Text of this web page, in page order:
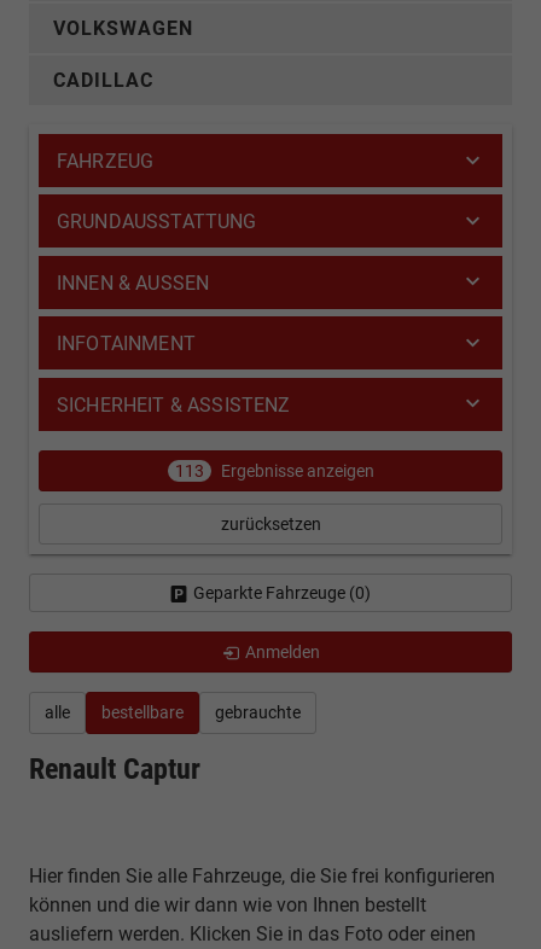
alle bestellbare gebrauchte
Renault Captur
Hier finden Sie alle Fahrzeuge, die Sie frei konfigurieren
können und die wir dann wie von Ihnen bestellt
ausliefern werden. Klicken Sie in das Foto oder einen
VOLKSWAGEN
CADILLAC
FAHRZEUG
GRUNDAUSSTATTUNG
INNEN & AUSSEN
INFOTAINMENT
SICHERHEIT & ASSISTENZ
113 Ergebnisse anzeigen
zurücksetzen
Geparkte Fahrzeuge (0)
Anmelden